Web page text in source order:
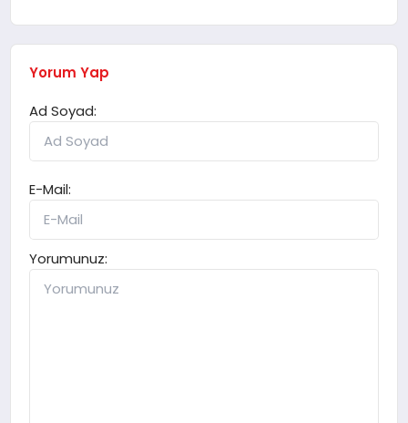
Yorum Yap
Ad Soyad:
E-Mail:
Yorumunuz: